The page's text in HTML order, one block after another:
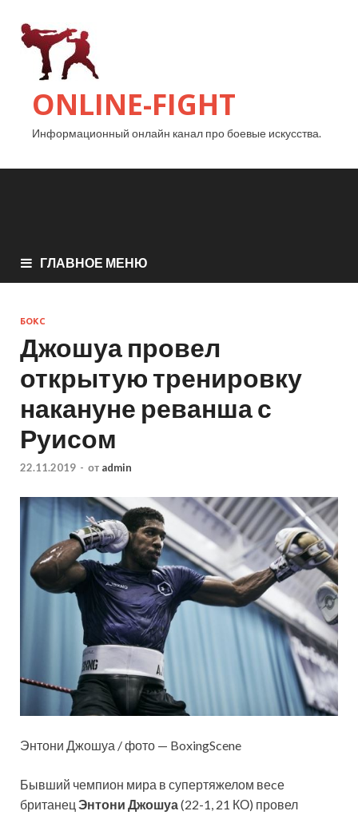
ONLINE-FIGHT
Информационный онлайн канал про боевые искусства.
ГЛАВНОЕ МЕНЮ
БОКС
Джошуа провел
открытую тренировку
накануне реванша с
Руисом
22.11.2019 - от admin
Энтони Джошуа / фото — BoxingScene
Бывший чемпион мира в супертяжелом веcе
британец Энтони Джошуа (22-1, 21 КО) провел